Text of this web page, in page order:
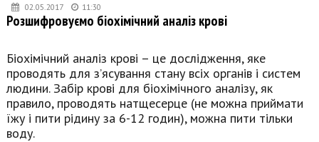
02.05.2017 11:30
Розшифровуємо біохімічний аналіз крові
Біохімічний аналіз крові – це дослідження, яке
проводять для з’ясування стану всіх органів і систем
людини. Забір крові для біохімічного аналізу, як
правило, проводять натщесерце (не можна приймати
їжу і пити рідину за 6-12 годин), можна пити тільки
воду.